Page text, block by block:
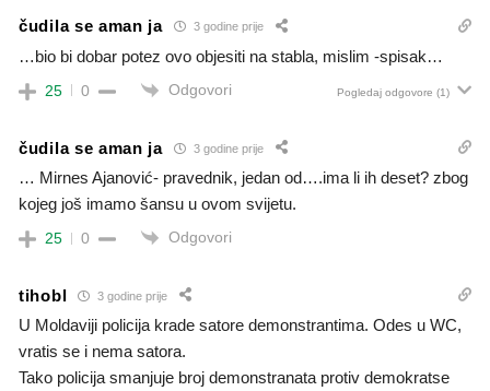
čudila se aman ja 3 godine prije
…bio bi dobar potez ovo objesiti na stabla, mislim -spisak…
25 0 Odgovori Pogledaj odgovore (1)
čudila se aman ja 3 godine prije
… Mirnes Ajanović- pravednik, jedan od….ima li ih deset? zbog
kojeg još imamo šansu u ovom svijetu.
25 0 Odgovori
tihobl 3 godine prije
U Moldaviji policija krade satore demonstrantima. Odes u WC,
vratis se i nema satora.
Tako policija smanjuje broj demonstranata protiv demokratse